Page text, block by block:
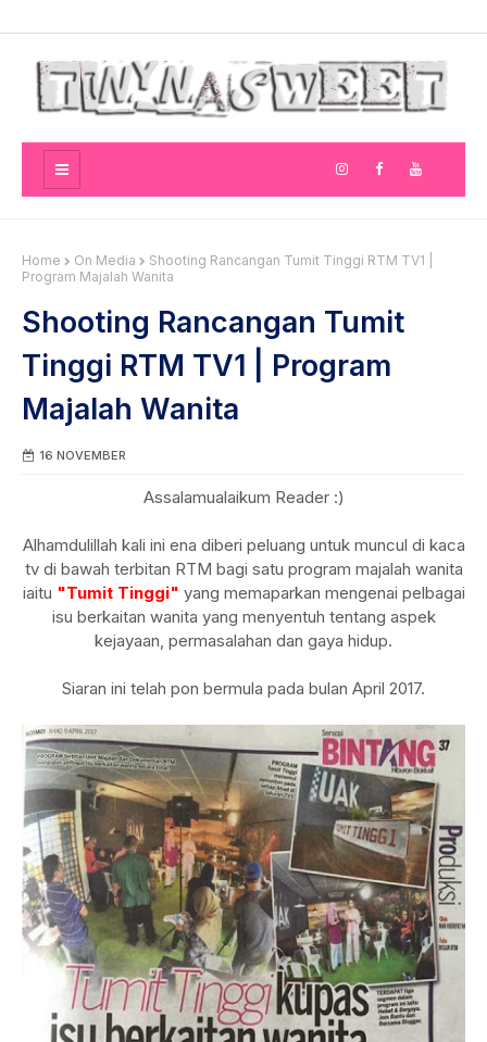
Home On Media
Shooting Rancangan Tumit Tinggi RTM TV1 |
Program Majalah Wanita
Shooting Rancangan Tumit
Tinggi RTM TV1 | Program
Majalah Wanita
16 NOVEMBER
Assalamualaikum Reader :)
Alhamdulillah kali ini ena diberi peluang untuk muncul di kaca
tv di bawah terbitan RTM bagi satu program majalah wanita
iaitu "Tumit Tinggi" yang memaparkan mengenai pelbagai
isu berkaitan wanita yang menyentuh tentang aspek
kejayaan, permasalahan dan gaya hidup.
Siaran ini telah pon bermula pada bulan April 2017.